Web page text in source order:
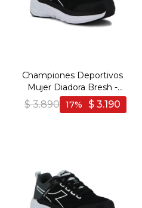
Championes Deportivos
Mujer Diadora Bresh -
Negro-Gris Oscuro
$ 3.890 $ 3.190
17